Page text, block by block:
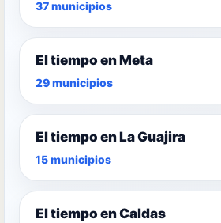
37 municipios
El tiempo en Meta
29 municipios
El tiempo en La Guajira
15 municipios
El tiempo en Caldas